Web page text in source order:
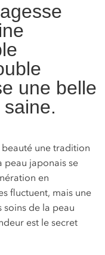
une belle
saine.
beauté une tradition
peau japonais se
en
fluctuent, mais une
de la peau
est le secret